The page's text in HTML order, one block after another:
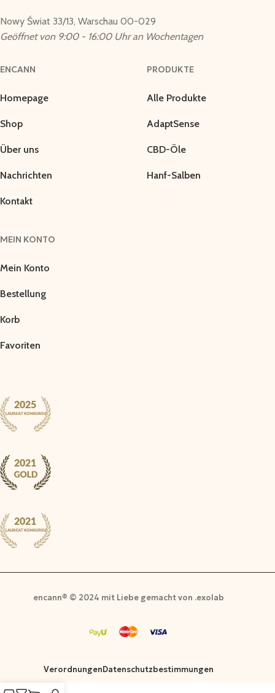
Nowy Świat 33/13, Warschau 00-029
Geöffnet von 9:00 - 16:00 Uhr an Wochentagen
ENCANN
Homepage
Shop
Über uns
Nachrichten
Kontakt
PRODUKTE
Alle Produkte
AdaptSense
CBD-Öle
Hanf-Salben
MEIN KONTO
Mein Konto
Bestellung
Korb
Favoriten
encann® © 2024 mit Liebe gemacht von .exolab
VerordnungenDatenschutzbestimmungen